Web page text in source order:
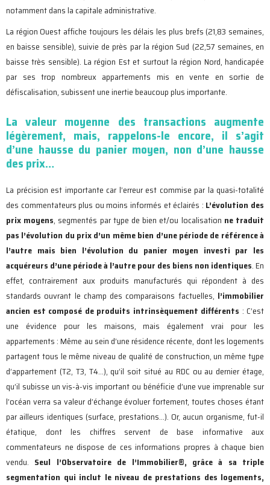
notamment dans la capitale administrative.
La région Ouest affiche toujours les délais les plus brefs (21,83 semaines,
en baisse sensible), suivie de près par la région Sud (22,57 semaines, en
baisse très sensible). La région Est et surtout la région Nord, handicapée
par ses trop nombreux appartements mis en vente en sortie de
défiscalisation, subissent une inertie beaucoup plus importante.
La valeur moyenne des transactions augmente
légèrement, mais, rappelons-le encore, il s’agit
d’une hausse du panier moyen, non d’une hausse
des prix…
La précision est importante car l’erreur est commise par la quasi-totalité
des commentateurs plus ou moins informés et éclairés : L’évolution des
prix moyens, segmentés par type de bien et/ou localisation ne traduit
pas l’évolution du prix d’un même bien d’une période de référence à
l’autre mais bien l’évolution du panier moyen investi par les
acquéreurs d’une période à l’autre pour des biens non identiques. En
effet, contrairement aux produits manufacturés qui répondent à des
standards ouvrant le champ des comparaisons factuelles, l’immobilier
ancien est composé de produits intrinsèquement différents : C’est
une évidence pour les maisons, mais également vrai pour les
appartements : Même au sein d’une résidence récente, dont les logements
partagent tous le même niveau de qualité de construction, un même type
d’appartement (T2, T3, T4…), qu’il soit situé au RDC ou au dernier étage,
qu’il subisse un vis-à-vis important ou bénéficie d’une vue imprenable sur
l’océan verra sa valeur d’échange évoluer fortement, toutes choses étant
par ailleurs identiques (surface, prestations…). Or, aucun organisme, fut-il
étatique, dont les chiffres servent de base informative aux
commentateurs ne dispose de ces informations propres à chaque bien
vendu. Seul l’Observatoire de l’Immobilier®, grâce à sa triple
segmentation qui inclut le niveau de prestations des logements,